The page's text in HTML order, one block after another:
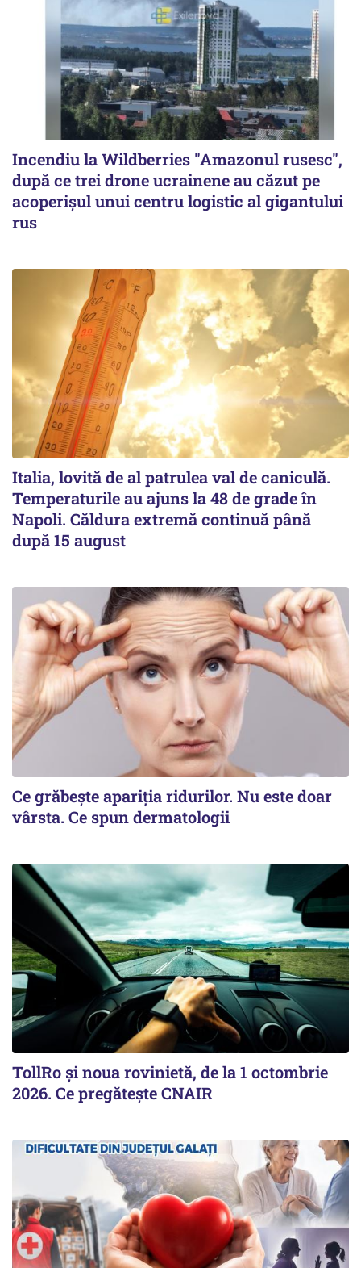
Incendiu la Wildberries "Amazonul rusesc",
după ce trei drone ucrainene au căzut pe
acoperişul unui centru logistic al gigantului
rus
Italia, lovită de al patrulea val de caniculă.
Temperaturile au ajuns la 48 de grade în
Napoli. Căldura extremă continuă până
după 15 august
Ce grăbește apariția ridurilor. Nu este doar
vârsta. Ce spun dermatologii
TollRo şi noua rovinietă, de la 1 octombrie
2026. Ce pregăteşte CNAIR